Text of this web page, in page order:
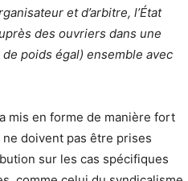
et d’arbitre, l’État
des ouvriers dans une
poids égal) ensemble avec
mis en forme de manière fort
doivent pas être prises
sur les cas spécifiques